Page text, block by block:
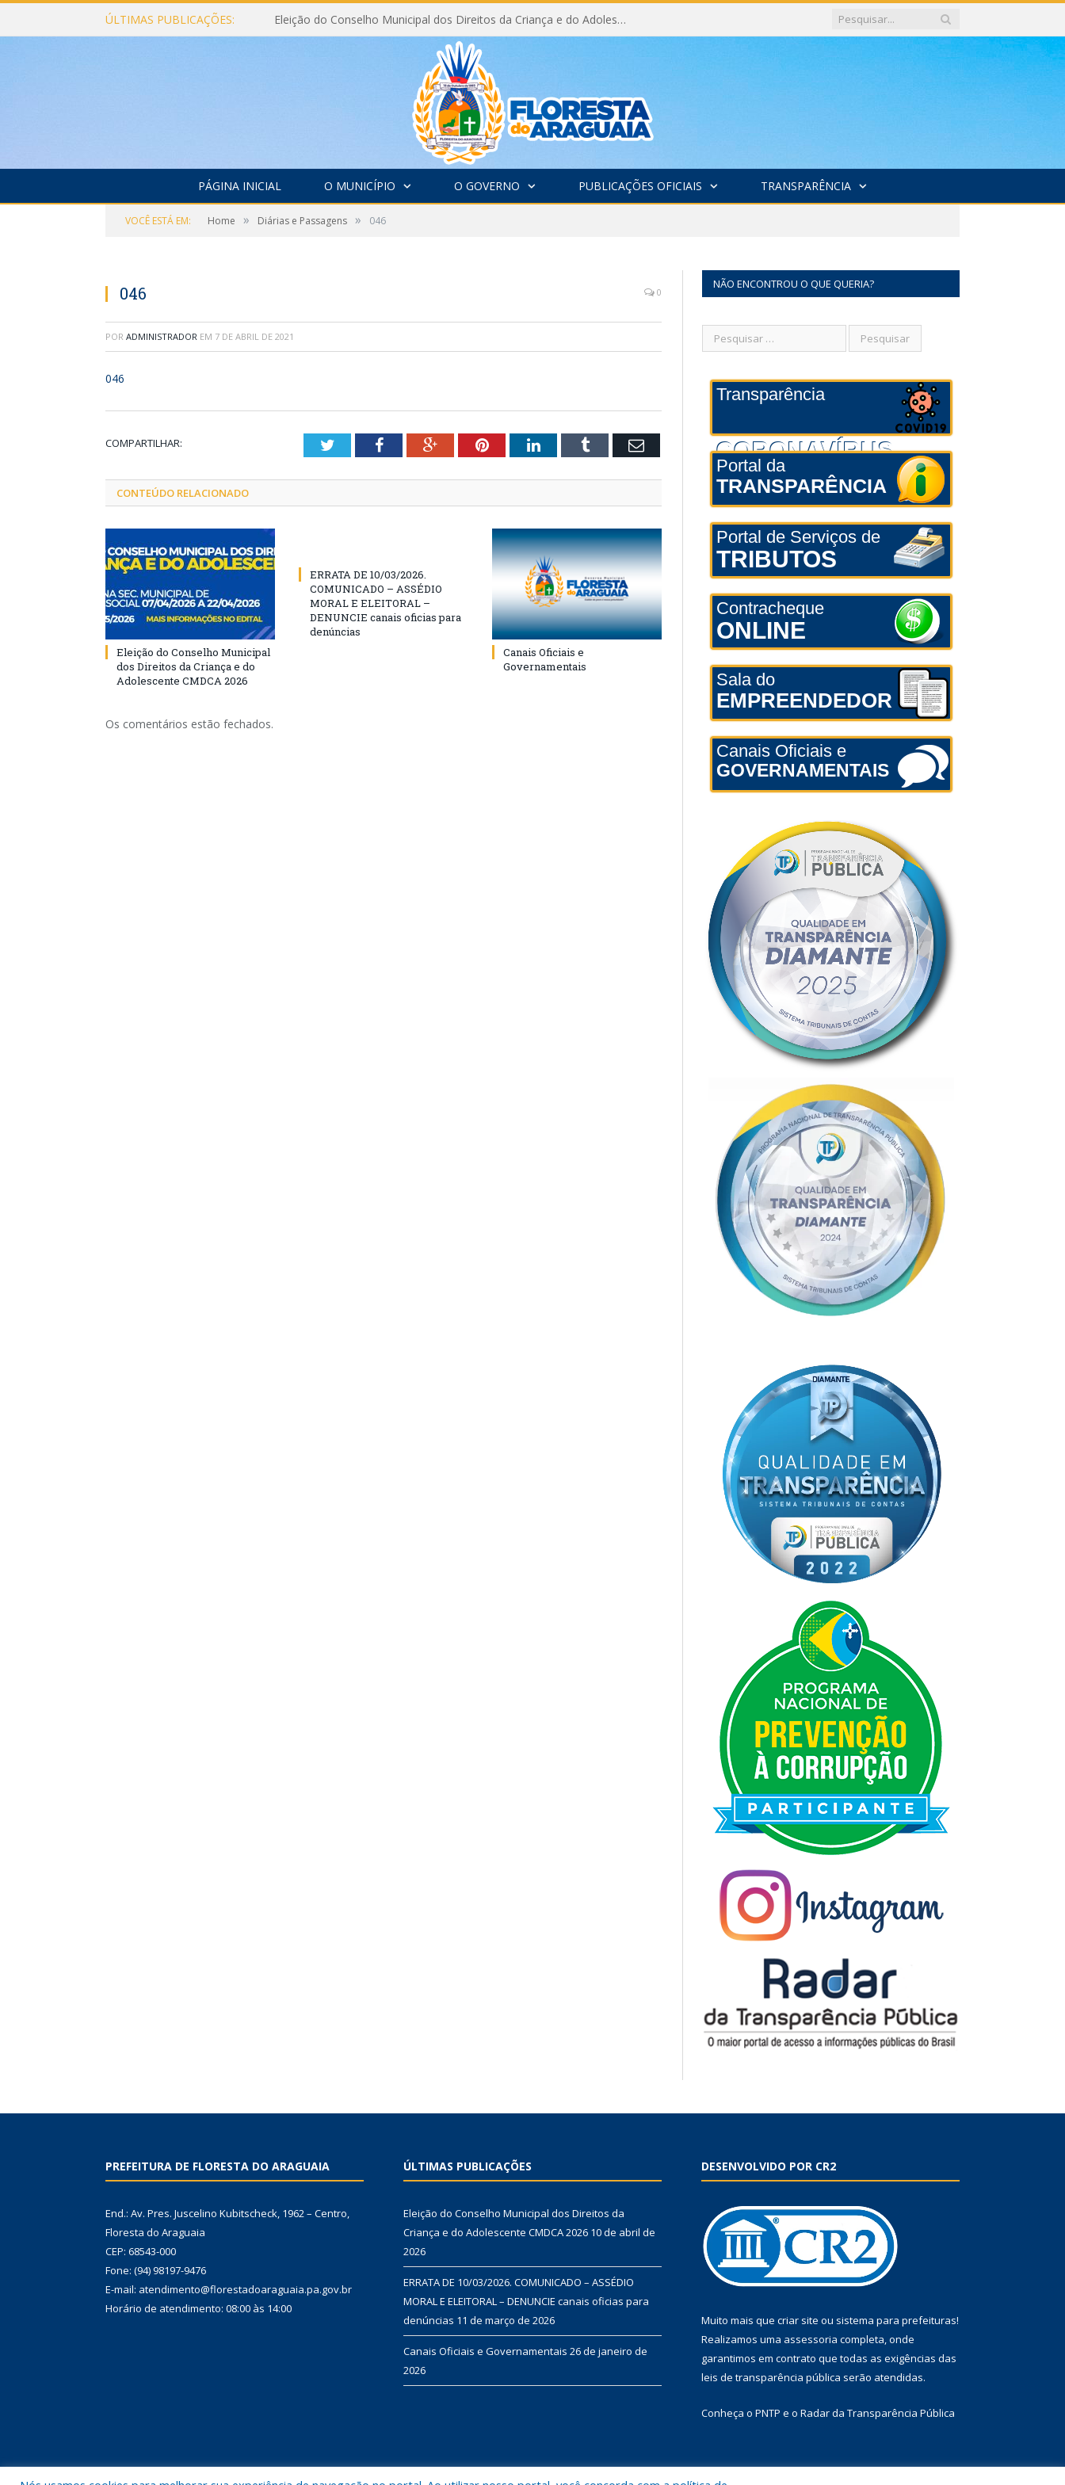
ÚLTIMAS PUBLICAÇÕES: Eleição do Conselho Municipal dos Direitos da Criança e do Adolescente CMDCA 2026
PÁGINA INICIAL O MUNICÍPIO O GOVERNO PUBLICAÇÕES OFICIAIS TRANSPARÊNCIA
VOCÊ ESTÁ EM: Home » Diárias e Passagens » 046
046 0
POR ADMINISTRADOR EM 7 DE ABRIL DE 2021
046
COMPARTILHAR: TwitterFacebookGoogle+PinterestLinkedInTumblr Email
CONTEÚDO RELACIONADO
Eleição do Conselho Municipal
dos Direitos da Criança e do
Adolescente CMDCA 2026
ERRATA DE 10/03/2026.
COMUNICADO – ASSÉDIO
MORAL E ELEITORAL –
DENUNCIE canais oficias para
denúncias
Canais Oficiais e
Governamentais
Os comentários estão fechados.
NÃO ENCONTROU O QUE QUERIA?
Transparência
CORONAVÍRUS
Portal da
TRANSPARÊNCIA
Portal de Serviços de
TRIBUTOS
Contracheque
ONLINE
Sala do
EMPREENDEDOR
Canais Oficiais e
GOVERNAMENTAIS
PREFEITURA DE FLORESTA DO ARAGUAIA
End.: Av. Pres. Juscelino Kubitscheck, 1962 – Centro,
Floresta do Araguaia
CEP: 68543-000
Fone: (94) 98197-9476
E-mail: atendimento@florestadoaraguaia.pa.gov.br
Horário de atendimento: 08:00 às 14:00
ÚLTIMAS PUBLICAÇÕES
Eleição do Conselho Municipal dos Direitos da
Criança e do Adolescente CMDCA 2026 10 de abril de
2026
ERRATA DE 10/03/2026. COMUNICADO – ASSÉDIO
MORAL E ELEITORAL – DENUNCIE canais oficias para
denúncias 11 de março de 2026
Canais Oficiais e Governamentais 26 de janeiro de
2026
DESENVOLVIDO POR CR2
Muito mais que criar site ou sistema para prefeituras!
Realizamos uma assessoria completa, onde
garantimos em contrato que todas as exigências das
leis de transparência pública serão atendidas.
Conheça o PNTP e o Radar da Transparência Pública